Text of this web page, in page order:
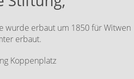
wurde erbaut um 1850 für Witwen
erbaut.